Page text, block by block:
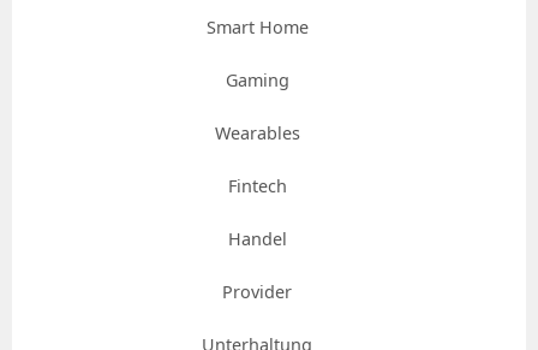
Smart Home
Gaming
Wearables
Fintech
Handel
Provider
Unterhaltung